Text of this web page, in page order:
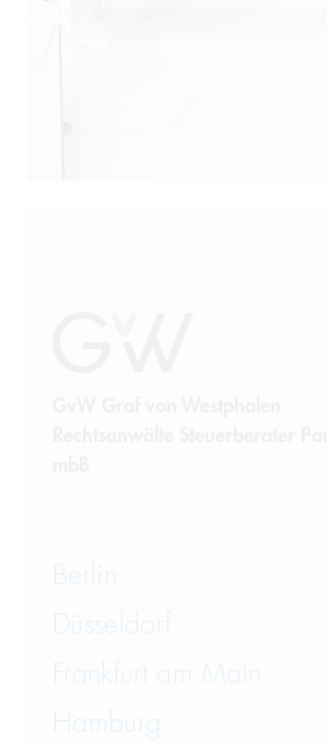
Berlin
Düsseldorf
Frankfurt am Main
Hamburg